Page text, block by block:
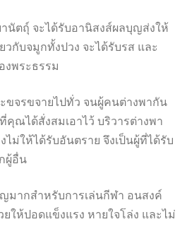
นัตถุ์ จะได้รับอานิสงส์ผลบุญส่งให้
วกับจมูกทั้งปวง จะได้รับรส และ
งพระธรรม
ะขจรขจายไปทั่ว จนผู้คนต่างพากัน
ณได้สั่งสมเอาไว้ บริวารต่างพา
ม่ให้ได้รับอันตราย จึงเป็นผู้ที่ได้รับ
ผู้อื่น
มากสำหรับการเล่นกีฬา อนสงค์
ให้ปอดแข็งแรง หายใจโล่ง และไม่